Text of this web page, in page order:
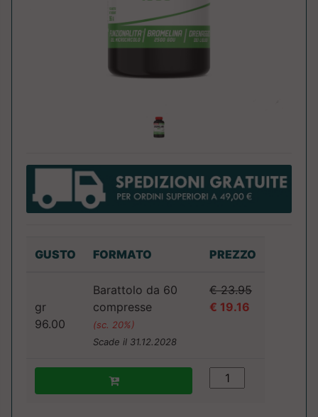
GUSTO FORMATO PREZZO
gr
96.00
Barattolo da 60
compresse
(sc. 20%)
Scade il 31.12.2028
€ 23.95
€ 19.16